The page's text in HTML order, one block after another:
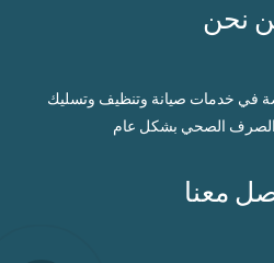
نحن
في خدمات صيانة وتنظيف وتسليك
الصرف الصحي بشكل عام
معنا